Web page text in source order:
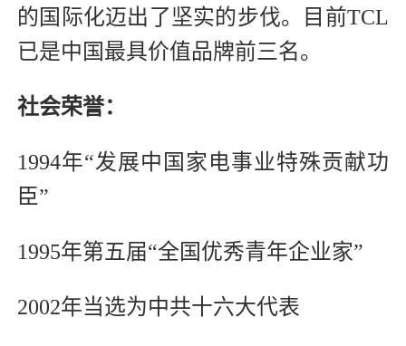
的国际化迈出了坚实的步伐。目前TCL
已是中国最具价值品牌前三名。
社会荣誉：
1994年“发展中国家电事业特殊贡献功
臣”
1995年第五届“全国优秀青年企业家”
2002年当选为中共十六大代表